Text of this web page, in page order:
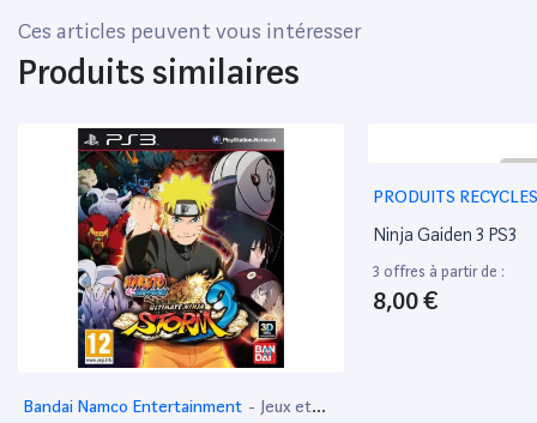
Ces articles peuvent vous intéresser
Produits similaires
Bandai Namco Entertainment - Jeux et
PRODUITS
3Ninja Gaiden 3 PS3
3 offres à partir de :
8,00 €